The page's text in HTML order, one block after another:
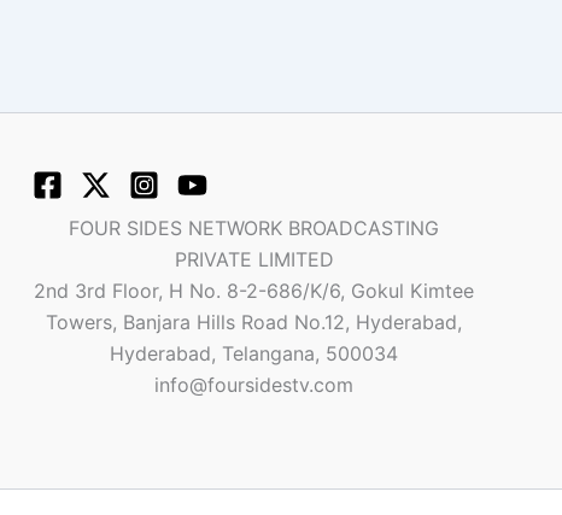
FOUR SIDES NETWORK BROADCASTING
PRIVATE LIMITED
2nd 3rd Floor, H No. 8-2-686/K/6, Gokul Kimtee
Towers, Banjara Hills Road No.12, Hyderabad,
Hyderabad, Telangana, 500034
info@foursidestv.com